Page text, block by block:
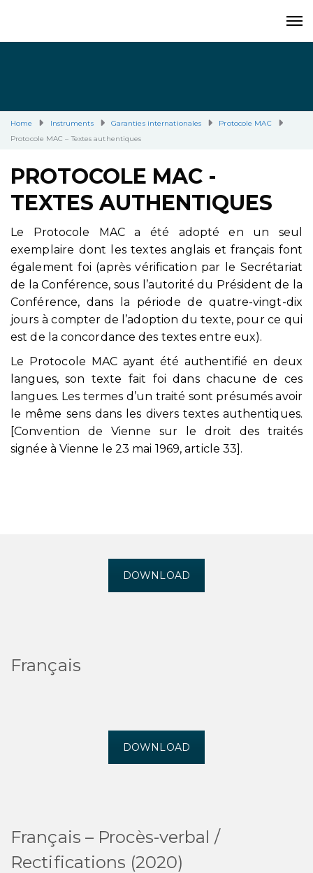
Home Instruments Garanties internationales
Protocole MAC
Protocole MAC – Textes authentiques
PROTOCOLE MAC -
TEXTES AUTHENTIQUES
Le Protocole MAC a été adopté en un seul
exemplaire dont les textes anglais et français font
également foi (après vérification par le Secrétariat
de la Conférence, sous l’autorité du Président de la
Conférence, dans la période de quatre-vingt-dix
jours à compter de l’adoption du texte, pour ce qui
est de la concordance des textes entre eux).
Le Protocole MAC ayant été authentifié en deux
langues, son texte fait foi dans chacune de ces
langues. Les termes d’un traité sont présumés avoir
le même sens dans les divers textes authentiques.
[Convention de Vienne sur le droit des traités
signée à Vienne le 23 mai 1969, article 33].
DOWNLOAD
Français
DOWNLOAD
Français – Procès-verbal /
Rectifications (2020)